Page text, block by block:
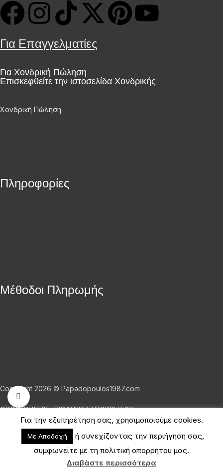
Click to enlarge
Για Επαγγελματίες
Για Χονδρική Πώληση
Επισκεφθείτε την ιστοσελίδα Χονδρικής
Χονδρική Πώληση
Πληροφορίες
Μέθοδοι Πληρωμής
Copyright 2026 © Papadopoulos1987.com
ΟΡΟΙ ΧΡΗΣΗΣ - ΠΟΛΙΤΙΚΗ ΑΠΟΡΡΗΤΟΥ
Shop
My account
Για την εξυπηρέτηση σας, χρησιμοποιούμε cookies.
Με Αποδοχή
ή συνεχίζοντας την περιήγηση σας,
συμφωνείτε με τη πολιτική απορρήτου μας.
Διαβάστε περισσότερα